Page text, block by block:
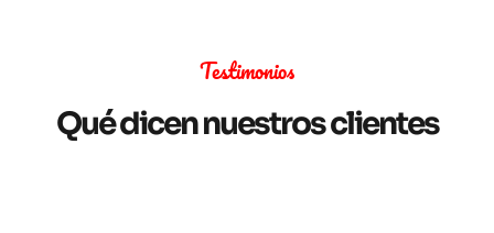
Testimonios
Qué dicen nuestros clientes